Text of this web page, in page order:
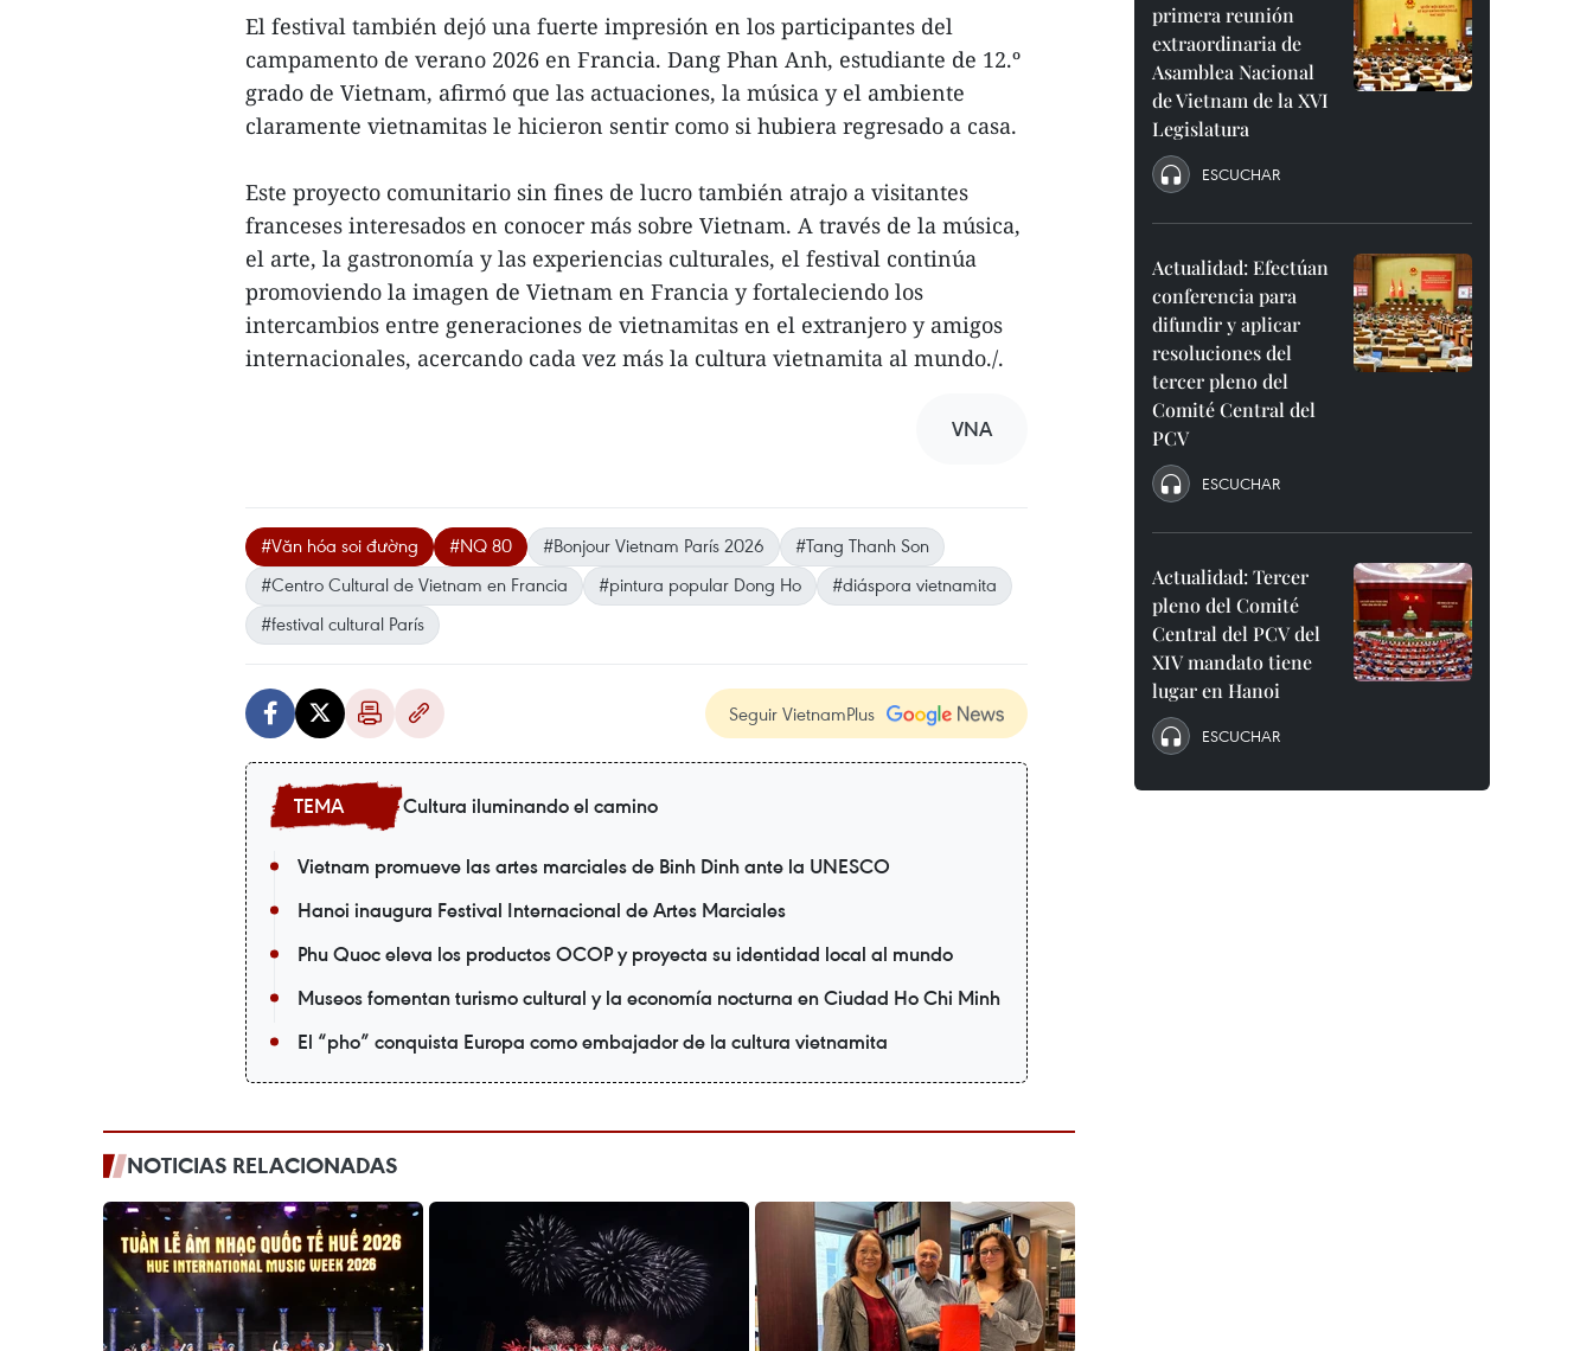
El festival también dejó una fuerte impresión en los participantes del
campamento de verano 2026 en Francia. Dang Phan Anh, estudiante de 12.º
grado de Vietnam, afirmó que las actuaciones, la música y el ambiente
claramente vietnamitas le hicieron sentir como si hubiera regresado a casa.
Este proyecto comunitario sin fines de lucro también atrajo a visitantes
franceses interesados en conocer más sobre Vietnam. A través de la música,
el arte, la gastronomía y las experiencias culturales, el festival continúa
promoviendo la imagen de Vietnam en Francia y fortaleciendo los
intercambios entre generaciones de vietnamitas en el extranjero y amigos
internacionales, acercando cada vez más la cultura vietnamita al mundo./.
VNA
#Văn hóa soi đường #NQ 80 #Bonjour Vietnam París 2026
#Tang Thanh Son
#Centro Cultural de Vietnam en Francia
#pintura popular Dong Ho
#diáspora vietnamita
#festival cultural París
Seguir VietnamPlus
Cultura iluminando el camino
Vietnam promueve las artes marciales de Binh Dinh ante la UNESCO
Hanoi inaugura Festival Internacional de Artes Marciales
Phu Quoc eleva los productos OCOP y proyecta su identidad local al mundo
Museos fomentan turismo cultural y la economía nocturna en Ciudad Ho Chi Minh
El “pho” conquista Europa como embajador de la cultura vietnamita
NOTICIAS RELACIONADAS
primera reunión
extraordinaria de
Asamblea Nacional
de Vietnam de la XVI
Legislatura
ESCUCHAR
Actualidad: Efectúan
conferencia para
difundir y aplicar
resoluciones del
tercer pleno del
Comité Central del
PCV
ESCUCHAR
Actualidad: Tercer
pleno del Comité
Central del PCV del
XIV mandato tiene
lugar en Hanoi
ESCUCHAR